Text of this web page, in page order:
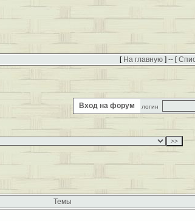
[ На главную] -- [
Вход на форум логин
Темы